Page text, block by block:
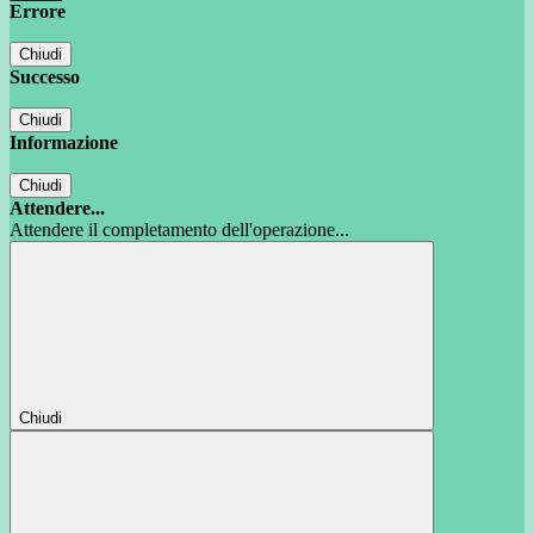
Errore
Chiudi
Successo
Chiudi
Informazione
Chiudi
Attendere...
Attendere il completamento dell'operazione...
Chiudi